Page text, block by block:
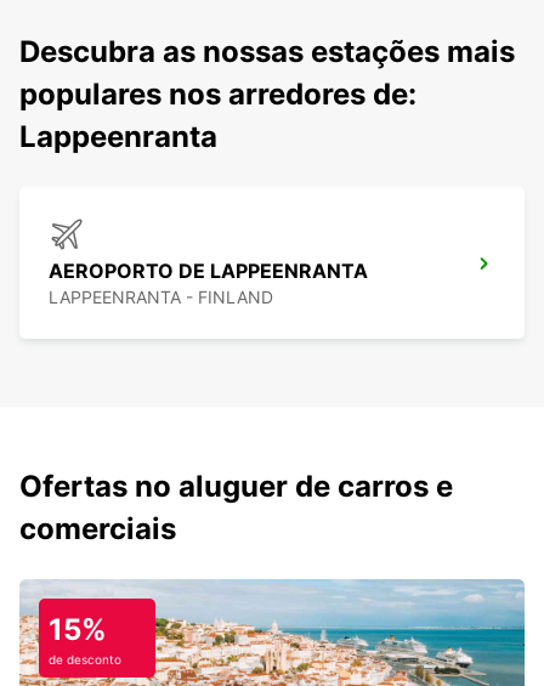
Descubra as nossas estações mais
populares nos arredores de:
Lappeenranta
AEROPORTO DE LAPPEENRANTA
LAPPEENRANTA - FINLAND
Ofertas no aluguer de carros e
comerciais
15%
de desconto